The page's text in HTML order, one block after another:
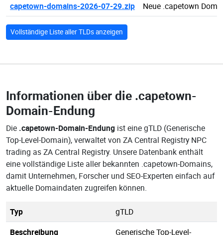
capetown-domains-2026-07-29.zip
Neue .capetown
Vollständige Liste aller TLDs anzeigen
Informationen über die .capetown-
Domain-Endung
Die .capetown-Domain-Endung ist eine gTLD (Generische
Top-Level-Domain), verwaltet von ZA Central Registry NPC
trading as ZA Central Registry. Unsere Datenbank enthält
eine vollständige Liste aller bekannten .capetown-Domains,
damit Unternehmen, Forscher und SEO-Experten einfach auf
aktuelle Domaindaten zugreifen können.
Typ
gTLD
Beschreibung
Generische Top-Level-